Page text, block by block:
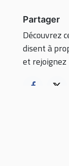
Partager
Découvrez
disent à
et